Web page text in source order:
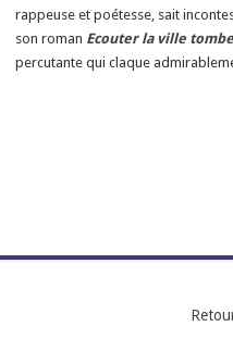
rappeuse et poétesse, sait
son roman Ecouter la ville
percutante qui claque